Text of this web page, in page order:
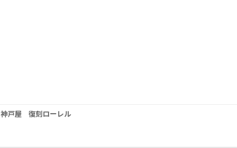
神戸屋 復刻ローレル